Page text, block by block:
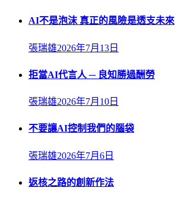
AI不是泡沫 真正的風險是透支未來
張瑞雄2026年7月13日
拒當AI代言人 ─ 良知勝過酬勞
張瑞雄2026年7月10日
不要讓AI控制我們的腦袋
張瑞雄2026年7月6日
返核之路的創新作法